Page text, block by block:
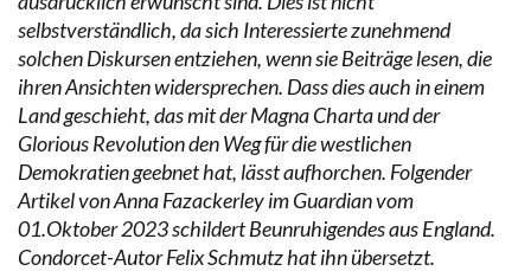
selbstverständlich, da sich Interessierte zunehmend
solchen Diskursen entziehen, wenn sie Beiträge lesen, die
ihren Ansichten widersprechen. Dass dies auch in einem
Land geschieht, das mit der Magna Charta und der
Glorious Revolution den Weg für die westlichen
Demokratien geebnet hat, lässt aufhorchen. Folgender
Artikel von Anna Fazackerley im Guardian vom
01.Oktober 2023 schildert Beunruhigendes aus England.
Condorcet-Autor Felix Schmutz hat ihn übersetzt.